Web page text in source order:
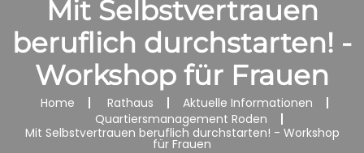
Mit Selbstvertrauen
beruflich durchstarten! -
Workshop für Frauen
Home Rathaus
Aktuelle Informationen
Quartiersmanagement Roden
Mit Selbstvertrauen beruflich durchstarten! - Workshop
für Frauen